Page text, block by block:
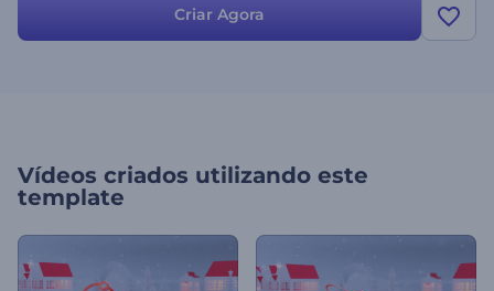
cidade de papel com tema natalino agora mesmo!
Criar Agora
Vídeos criados utilizando este
template